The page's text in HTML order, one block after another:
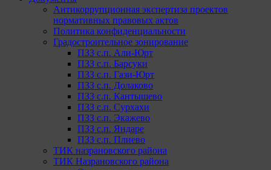
Антикоррупционная экспертиза проектов
нормативных правовых актов
Политика конфиденциальности
Градостроительное зонирование
ПЗЗ с.п. Али-Юрт
ПЗЗ с.п. Барсуки
ПЗЗ с.п. Гази-Юрт
ПЗЗ с.п. Долаково
ПЗЗ с.п. Кантышево
ПЗЗ с.п. Сурхахи
ПЗЗ с.п. Экажево
ПЗЗ с.п. Яндаре
ПЗЗ с.п. Плиево
ТИК назрановского района
ТИК Назрановского района